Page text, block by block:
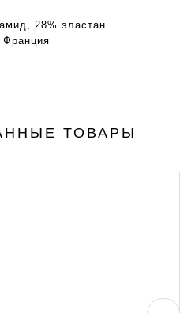
28% эластан
Франция
ТОВАРЫ